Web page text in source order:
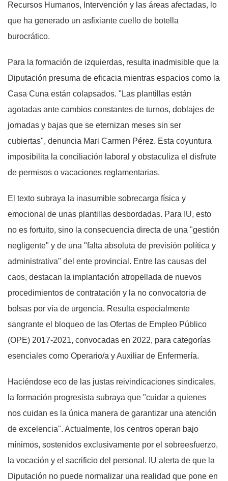
Recursos Humanos, Intervención y las áreas afectadas, lo
que ha generado un asfixiante cuello de botella
burocrático.
Para la formación de izquierdas, resulta inadmisible que la
Diputación presuma de eficacia mientras espacios como la
Casa Cuna están colapsados. "Las plantillas están
agotadas ante cambios constantes de turnos, doblajes de
jornadas y bajas que se eternizan meses sin ser
cubiertas", denuncia Mari Carmen Pérez. Esta coyuntura
imposibilita la conciliación laboral y obstaculiza el disfrute
de permisos o vacaciones reglamentarias.
El texto subraya la inasumible sobrecarga física y
emocional de unas plantillas desbordadas. Para IU, esto
no es fortuito, sino la consecuencia directa de una "gestión
negligente" y de una "falta absoluta de previsión política y
administrativa" del ente provincial. Entre las causas del
caos, destacan la implantación atropellada de nuevos
procedimientos de contratación y la no convocatoria de
bolsas por vía de urgencia. Resulta especialmente
sangrante el bloqueo de las Ofertas de Empleo Público
(OPE) 2017-2021, convocadas en 2022, para categorías
esenciales como Operario/a y Auxiliar de Enfermería.
Haciéndose eco de las justas reivindicaciones sindicales,
la formación progresista subraya que "cuidar a quienes
nos cuidan es la única manera de garantizar una atención
de excelencia". Actualmente, los centros operan bajo
mínimos, sostenidos exclusivamente por el sobreesfuerzo,
la vocación y el sacrificio del personal. IU alerta de que la
Diputación no puede normalizar una realidad que pone en